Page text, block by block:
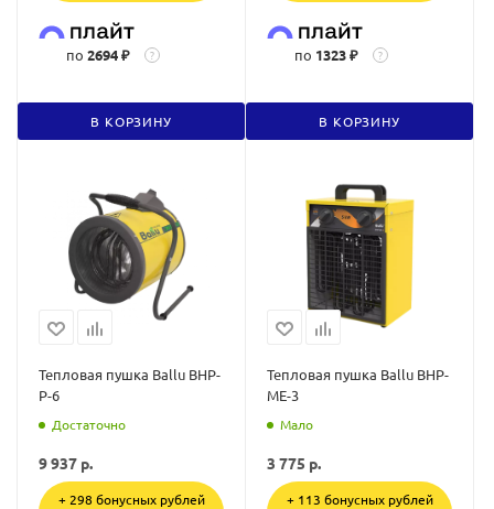
по 2694 ₽ ?
В КОРЗИНУ
по 1323 ₽ ?
В КОРЗИНУ
Тепловая пушка Ballu BHP-
P-6
Достаточно
9 937 р.
+ 298 бонусных рублей
Тепловая пушка Ballu BHP-
ME-3
Мало
3 775 р.
+ 113 бонусных рублей